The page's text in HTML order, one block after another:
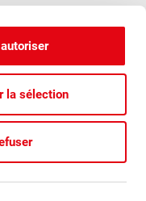
la sélection